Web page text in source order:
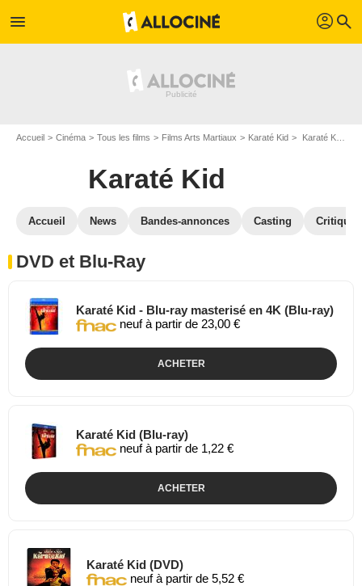
menu profil search
Accueil Cinéma Tous les films Films Arts Martiaux Karaté Kid Karaté Kid en DVD Blu Ray
Karaté Kid
Accueil News Bandes-annonces Casting
DVD et Blu-Ray
Karaté Kid - Blu-ray masterisé en 4K (Blu-ray)
neuf à partir de 23,00 €
ACHETER
Karaté Kid (Blu-ray)
neuf à partir de 1,22 €
ACHETER
Karaté Kid (DVD)
neuf à partir de 5,52 €